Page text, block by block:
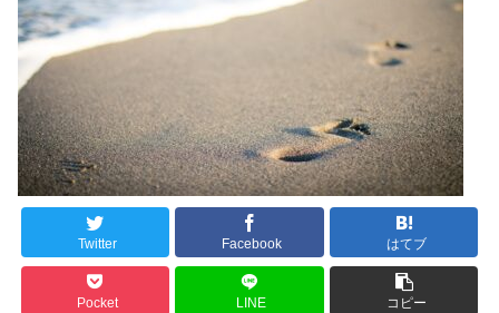
Twitter Facebook はてブ
Pocket LINE コピー